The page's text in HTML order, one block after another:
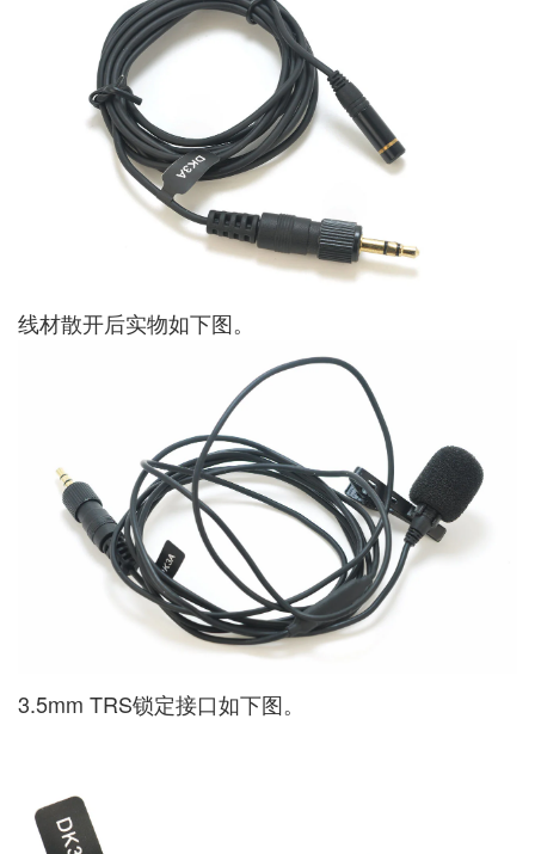
线材散开后实物如下图。
3.5mm TRS锁定接口如下图。